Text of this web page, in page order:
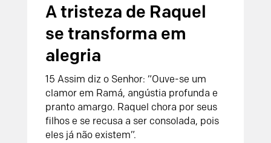
A tristeza de Raquel
se transforma em
alegria
15 Assim diz o Senhor: “Ouve-se um
clamor em Ramá, angústia profunda e
pranto amargo. Raquel chora por seus
filhos e se recusa a ser consolada, pois
eles já não existem”.